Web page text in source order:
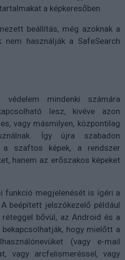
a képkeresőben.
beállítás, még azoknak a
nem használják a SafeSearch
mindenki számára
lesz, kivéve azon
vagy másmilyen, központilag
Így újra szabadon
a szaftos képek, a rendszer
hanem az erőszakos képeket
funkció megjelenését is ígéri a
beépített jelszókezelő például
bővül, az Android és a
hogy mielőtt a
(vagy e-mail
vagy arcfelismeréssel, vagy